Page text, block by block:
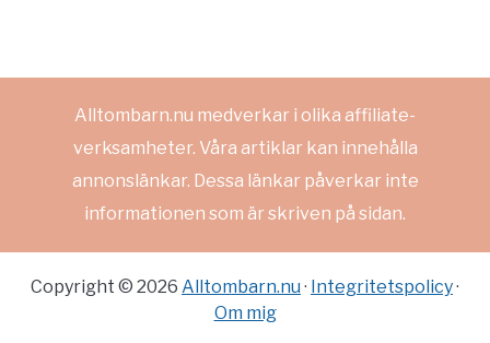
Alltombarn.nu medverkar i olika affiliate-
verksamheter. Våra artiklar kan innehålla
annonslänkar. Dessa länkar påverkar inte
informationen som är skriven på sidan.
Copyright © 2026 Alltombarn.nu · Integritetspolicy·
Om mig